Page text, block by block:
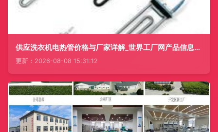
供应洗衣机电热管价格与厂家详解_世界工厂网产品信息库推荐
更新：2026-08-08 15:31:12